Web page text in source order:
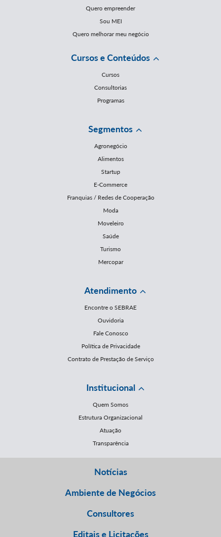
Quero empreender
Sou MEI
Quero melhorar meu negócio
Cursos e Conteúdos
Cursos
Consultorias
Programas
Segmentos
Agronegócio
Alimentos
Startup
E-Commerce
Franquias / Redes de Cooperação
Moda
Moveleiro
Saúde
Turismo
Mercopar
Atendimento
Encontre o SEBRAE
Ouvidoria
Fale Conosco
Política de Privacidade
Contrato de Prestação de Serviço
Institucional
Quem Somos
Estrutura Organizacional
Atuação
Transparência
Notícias
Ambiente de Negócios
Consultores
Editais e Licitações